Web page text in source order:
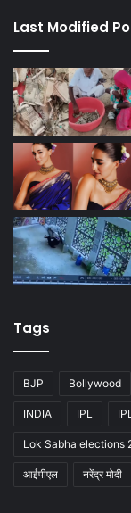
Last Modified
Tags
BJP Bollywood
INDIA IPL
Lok Sabha elections
आईपीएल नरेंद्र मोदी